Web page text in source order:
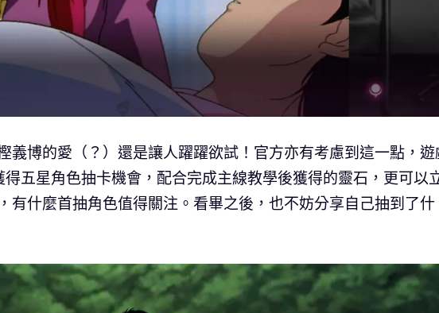
義博的愛（？）還是讓人躍躍欲試！官方亦有考慮到這一點，遊
五星角色抽卡機會，配合完成主線教學後獲得的靈石，更可以
有什麼首抽角色值得關注。看畢之後，也不妨分享自己抽到了什